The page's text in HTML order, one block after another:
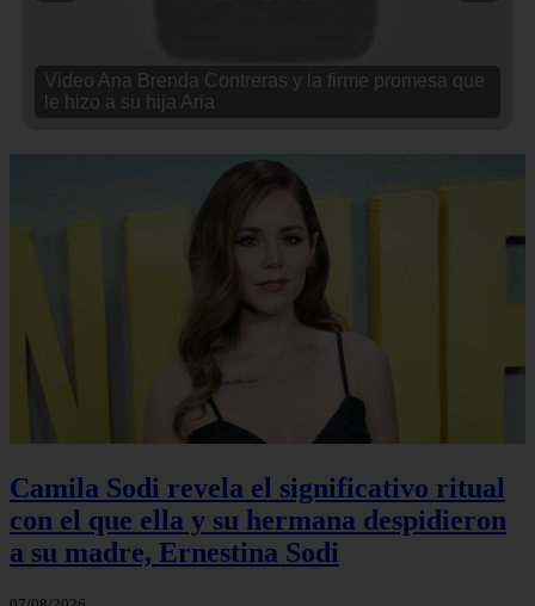
Video Ana Brenda Contreras y la firme promesa que
le hizo a su hija Aria
Camila Sodi revela el significativo ritual
con el que ella y su hermana despidieron
a su madre, Ernestina Sodi